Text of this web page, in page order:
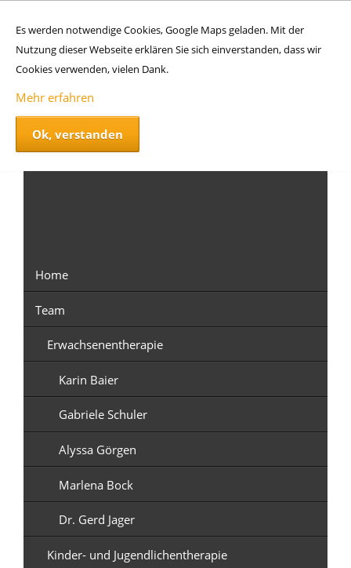
Es werden notwendige Cookies, Google Maps geladen. Mit der
Nutzung dieser Webseite erklären Sie sich einverstanden, dass wir
Cookies verwenden, vielen Dank.
Mehr erfahren
Ok, verstanden
Home
Team
Erwachsenentherapie
Karin Baier
Gabriele Schuler
Alyssa Görgen
Marlena Bock
Dr. Gerd Jager
Kinder- und Jugendlichentherapie